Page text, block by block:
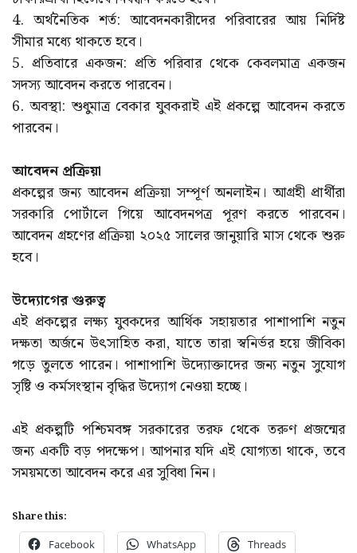
4. অর্থনৈতিক শর্ত: আবেদনকারীদের পরিবারের আয় নির্দিষ্ট
সীমার মধ্যে থাকতে হবে।
5. প্রতিবারে একজন: প্রতি পরিবার থেকে কেবলমাত্র একজন
সদস্য আবেদন করতে পারবেন।
6. অবস্থা: শুধুমাত্র বেকার যুবকরাই এই প্রকল্পে আবেদন করতে
পারবেন।
আবেদন প্রক্রিয়া
প্রকল্পের জন্য আবেদন প্রক্রিয়া সম্পূর্ণ অনলাইন। আগ্রহী প্রার্থীরা
সরকারি পোর্টালে গিয়ে আবেদনপত্র পূরণ করতে পারবেন।
আবেদন গ্রহণের প্রক্রিয়া ২০২৫ সালের জানুয়ারি মাস থেকে শুরু
হবে।
উদ্যোগের গুরুত্ব
এই প্রকল্পের লক্ষ্য যুবকদের আর্থিক সহায়তার পাশাপাশি নতুন
দক্ষতা অর্জনে উৎসাহিত করা, যাতে তারা স্বনির্ভর হয়ে জীবিকা
গড়ে তুলতে পারেন। পাশাপাশি উদ্যোক্তাদের জন্য নতুন সুযোগ
সৃষ্টি ও কর্মসংস্থান বৃদ্ধির উদ্যোগ নেওয়া হচ্ছে।
এই প্রকল্পটি পশ্চিমবঙ্গ সরকারের তরফ থেকে তরুণ প্রজন্মের
জন্য একটি বড় পদক্ষেপ। আপনার যদি এই যোগ্যতা থাকে, তবে
সময়মতো আবেদন করে এর সুবিধা নিন।
Share this:
Facebook WhatsApp Threads